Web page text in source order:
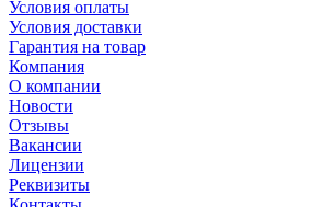
Условия оплаты
Условия доставки
Гарантия на товар
Компания
О компании
Новости
Отзывы
Вакансии
Лицензии
Реквизиты